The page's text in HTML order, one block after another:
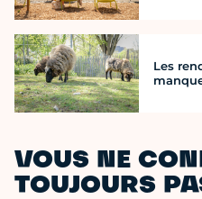
Les
VOUS NE
TOUJOURS